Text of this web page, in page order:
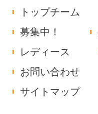
トップチーム
募集中！
レディース
お問い合わせ
サイトマップ